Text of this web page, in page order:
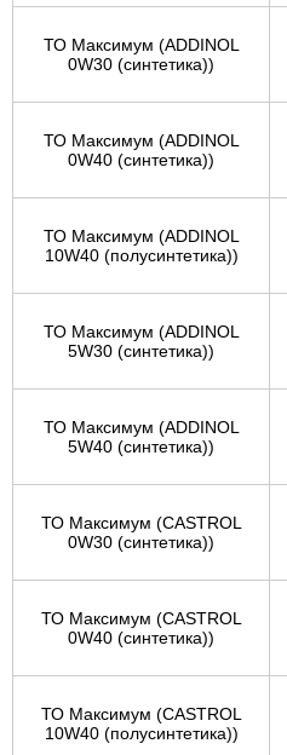
ТО Максимум (ADDINOL
0W30 (синтетика))
ТО Максимум (ADDINOL
0W40 (синтетика))
ТО Максимум (ADDINOL
10W40 (полусинтетика))
ТО Максимум (ADDINOL
5W30 (синтетика))
ТО Максимум (ADDINOL
5W40 (синтетика))
ТО Максимум (CASTROL
0W30 (синтетика))
ТО Максимум (CASTROL
0W40 (синтетика))
ТО Максимум (CASTROL
10W40 (полусинтетика))